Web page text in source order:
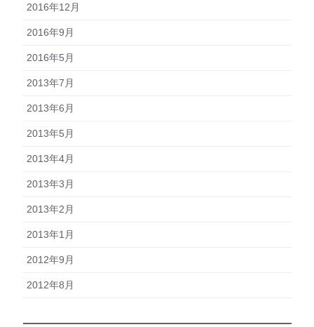
2016年12月
2016年9月
2016年5月
2013年7月
2013年6月
2013年5月
2013年4月
2013年3月
2013年2月
2013年1月
2012年9月
2012年8月